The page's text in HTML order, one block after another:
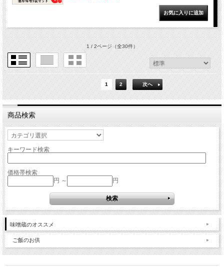
1 / 2ページ（全30件）
1 2 次へ
商品検索
キーワード検索
価格帯検索
円 ～
円
味噌蔵のオススメ
ご飯のお供